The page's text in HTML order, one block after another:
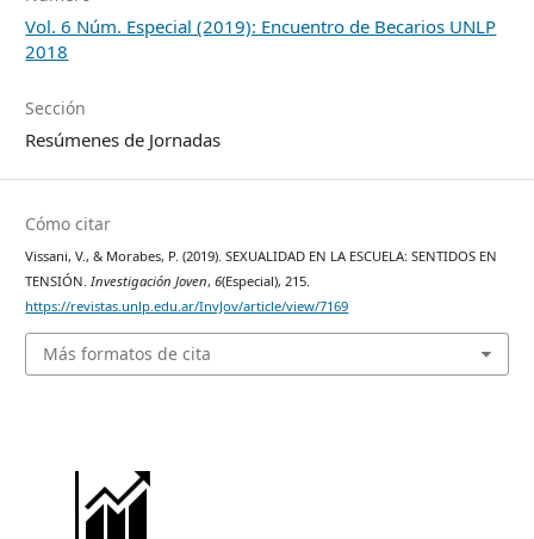
Vol. 6 Núm. Especial (2019): Encuentro de Becarios UNLP
2018
Sección
Resúmenes de Jornadas
Cómo citar
Vissani, V., & Morabes, P. (2019). SEXUALIDAD EN LA ESCUELA: SENTIDOS EN
TENSIÓN.Investigación Joven,6(Especial), 215.
https://revistas.unlp.edu.ar/InvJov/article/view/7169
Más formatos de cita